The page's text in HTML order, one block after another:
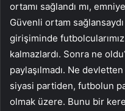
ortamı sağlandı mı,
Güvenli ortam
girişiminde
kalmazlardı. Sonra ne
paylaşılmadı. Ne
siyasi partiden, futbolun
olmak üzere. Bunu bir